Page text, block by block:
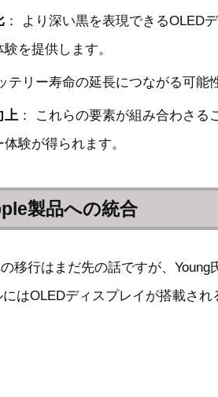
： より深い黒を表現できるOLED
を提供します。
テリー寿命の延長につながる可能
上 ： これらの要素が組み合わさ
験が得られます。
製品への統合
移行はまだ先の話ですが、Young
はOLEDディスプレイが搭載さ